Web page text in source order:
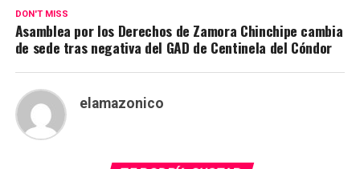
DON'T MISS
Asamblea por los Derechos de Zamora Chinchipe cambia
de sede tras negativa del GAD de Centinela del Cóndor
elamazonico